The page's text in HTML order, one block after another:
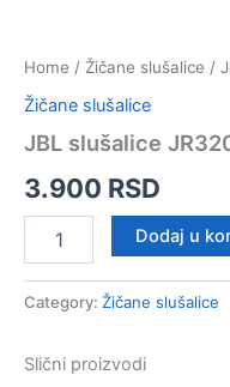
Home / Žičane slušalice /
Žičane slušalice
JBL slušalice
3.900 RSD
slušalice
LJUBIČASTE
Dodaj u
Category: Žičane slušalice
Slični proizvodi